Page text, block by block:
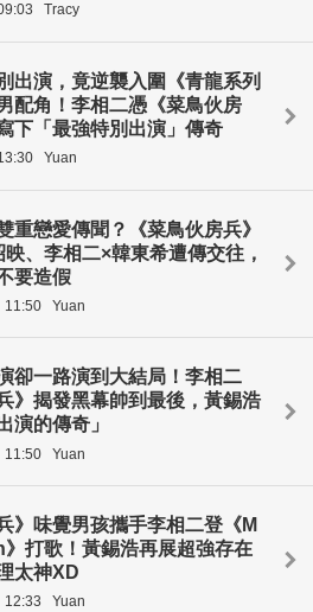
Tracy
出演，竟逆襲入圍《青龍系列
配角！李相二憑《菜鳥伙房
下「最強特別出演」傳奇
Yuan
重戀愛傳聞？《菜鳥伙房兵》
、李相二×韓東希遭傳交往，
要造假
11:50 Yuan
卻一路演到大結局！李相二
》揭發黑幕帥到最後，黃錫浩
演的傳奇」
11:50 Yuan
》味覺男孩攜手李相二登《M
打歌！黃錫浩再展超強存在
太神XD
12:33 Yuan